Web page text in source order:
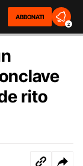
ABBONATI
2
rito